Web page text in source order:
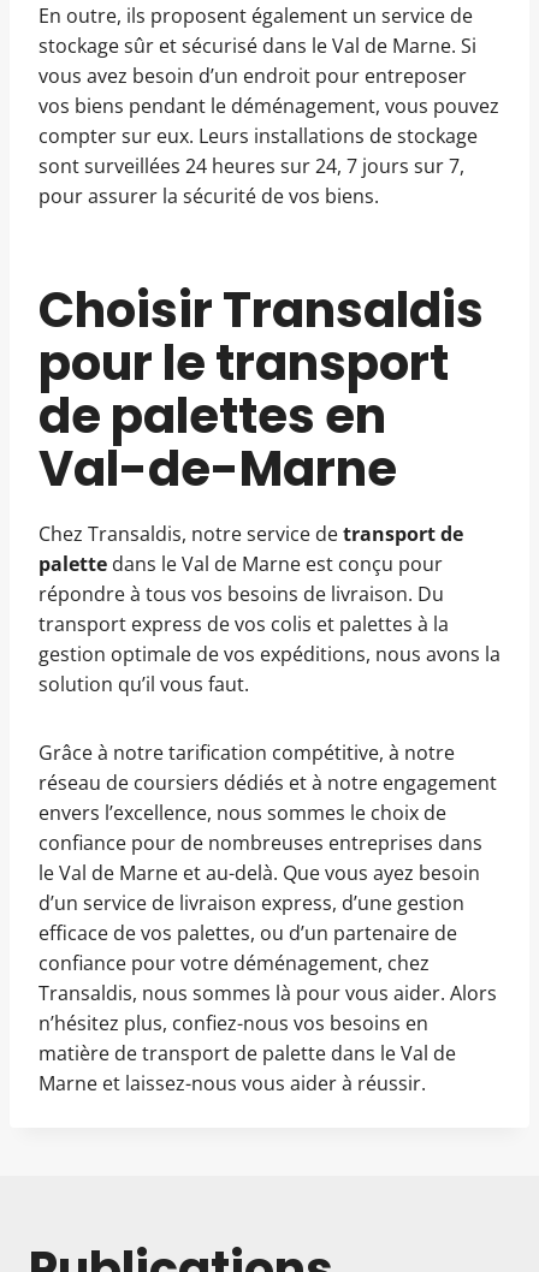
En outre, ils proposent également un service de
stockage sûr et sécurisé dans le Val de Marne. Si
vous avez besoin d’un endroit pour entreposer
vos biens pendant le déménagement, vous pouvez
compter sur eux. Leurs installations de stockage
sont surveillées 24 heures sur 24, 7 jours sur 7,
pour assurer la sécurité de vos biens.
Choisir Transaldis
pour le transport
de palettes en
Val-de-Marne
Chez Transaldis, notre service detransport de
palette dans le Val de Marne est conçu pour
répondre à tous vos besoins de livraison. Du
transport express de vos colis et palettes à la
gestion optimale de vos expéditions, nous avons la
solution qu’il vous faut.
Grâce à notre tarification compétitive, à notre
réseau de coursiers dédiés et à notre engagement
envers l’excellence, nous sommes le choix de
confiance pour de nombreuses entreprises dans
le Val de Marne et au-delà. Que vous ayez besoin
d’un service de livraison express, d’une gestion
efficace de vos palettes, ou d’un partenaire de
confiance pour votre déménagement, chez
Transaldis, nous sommes là pour vous aider. Alors
n’hésitez plus, confiez-nous vos besoins en
matière de transport de palette dans le Val de
Marne et laissez-nous vous aider à réussir.